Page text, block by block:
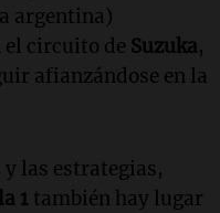
argentina)
el circuito de Suzuka,
afianzándose en la
las estrategias,
1 también hay lugar